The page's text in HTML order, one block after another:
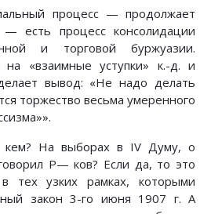
процесс — продолжает
есть процесс консолидации
и торговой буржуазии.
на «взаимные уступки» к.-д. и
вывод: «Не надо делать
торжество весьма умеренного
кем? На выборах в IV Думу, о
Ρ— ков? Если да, то это
тех узких рамках, которыми
закон 3-го июня 1907 г. А